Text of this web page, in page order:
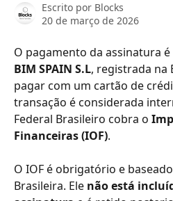
Escrito por Blocks
20 de março de 2026
O pagamento da assinatura
BIM SPAIN S.L, registrada na
pagar com um cartão de
transação é considerada
Federal Brasileiro cobra o
Financeiras (IOF).
O IOF é obrigatório e
Brasileira. Ele não está